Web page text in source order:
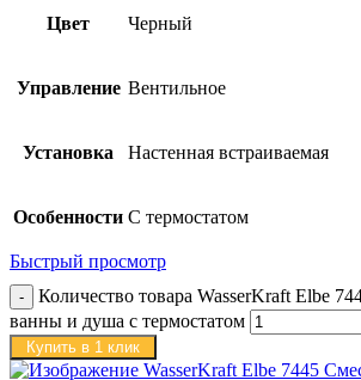
Цвет Черный
Управление Вентильное
Установка Настенная встраиваемая
Особенности С термостатом
Быстрый просмотр
Количество товара WasserKraft Elbe
ванны и душа с термостатом
Купить в 1 клик